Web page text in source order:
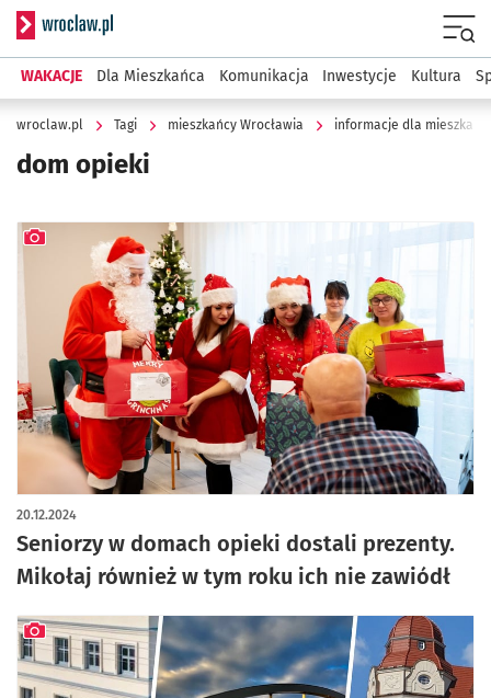
Serwis informacyjny wroclaw.pl
WAKACJE Dla Mieszkańca Komunikacja Inwestycje Kultura
wroclaw.pl Tagi mieszkańcy Wrocławia informacje dla
dom opieki
Seniorzy w domach opieki dostali prezenty.
Mikołaj również w tym roku ich nie zawiódł
20.12.2024
artykuł z galerią zdjęć